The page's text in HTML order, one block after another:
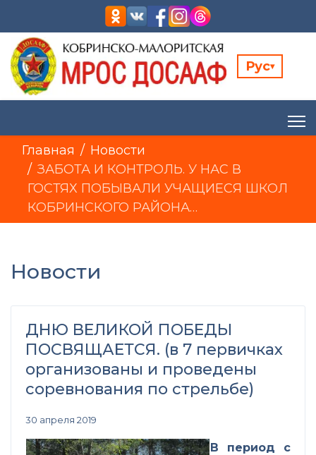
Рус▾
Главная
Новости
ЗАБОТА И КОНТРОЛЬ. У НАС В
ГОСТЯХ ПОБЫВАЛИ УЧАЩИЕСЯ ШКОЛ
КОБРИНСКОГО РАЙОНА…
Новости
ДНЮ ВЕЛИКОЙ ПОБЕДЫ
ПОСВЯЩАЕТСЯ. (в 7 первичках
организованы и проведены
соревнования по стрельбе)
30 апреля 2019
В период с